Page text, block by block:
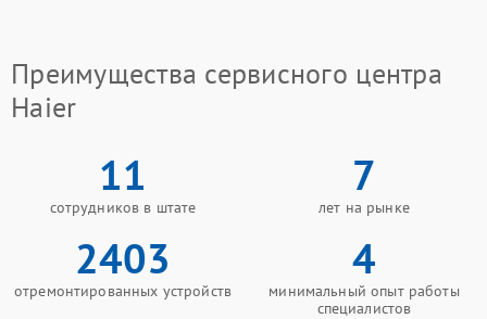
Преимущества сервисного центра
Haier
11
сотрудников в штате
7
лет на рынке
2403
отремонтированных устройств
4
минимальный опыт работы
специалистов